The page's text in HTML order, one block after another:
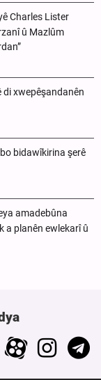
Charles Lister
û Mazlûm
di xwepêşandanên
bidawîkirina şerê
amadebûna
a planên ewlekarî û